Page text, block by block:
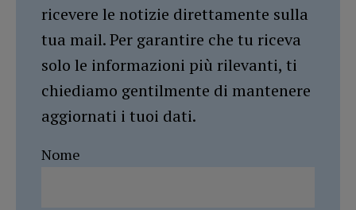
ricevere le notizie direttamente sulla
tua mail. Per garantire che tu riceva
solo le informazioni più rilevanti, ti
chiediamo gentilmente di mantenere
aggiornati i tuoi dati.
Nome